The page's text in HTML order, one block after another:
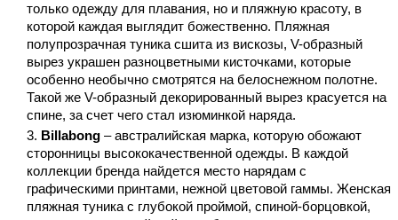
только одежду для плавания, но и пляжную красоту, в
которой каждая выглядит божественно. Пляжная
полупрозрачная туника сшита из вискозы, V-образный
вырез украшен разноцветными кисточками, которые
особенно необычно смотрятся на белоснежном полотне.
Такой же V-образный декорированный вырез красуется на
спине, за счет чего стал изюминкой наряда.
Billabong – австралийская марка, которую обожают
сторонницы высококачественной одежды. В каждой
коллекции бренда найдется место нарядам с
графическими принтами, нежной цветовой гаммы. Женская
пляжная туника с глубокой проймой, спиной-борцовкой,